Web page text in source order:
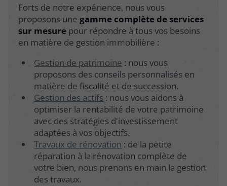
Forts de notre expérience, nous vous
proposons une gamme complète de services
sur mesure pour répondre à tous vos besoins
en matière de gestion immobilière :
Gestion de patrimoine : nous vous
proposons des conseils personnalisés en
matière de fiscalité et de succession.
Gestion des actifs : nous vous aidons à
optimiser la rentabilité de votre patrimoine
avec des stratégies d'investissement
adaptées à vos objectifs.
Travaux de rénovation : de la petite
réparation à la rénovation complète de
votre bien, nous prenons en main la gestion
des travaux.